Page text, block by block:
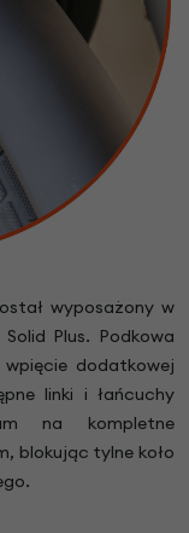
wyposażony w
Plus. Podkowa
dodatkowej
linki i łańcuchy
na kompletne
blokując tylne koło